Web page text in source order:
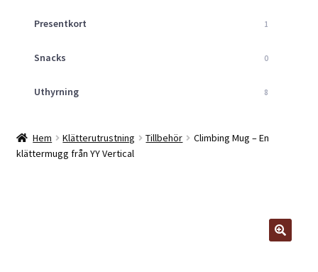
Presentkort 1
Snacks 0
Uthyrning 8
Hem Klätterutrustning Tillbehör
Climbing Mug – En
klättermugg från YY Vertical